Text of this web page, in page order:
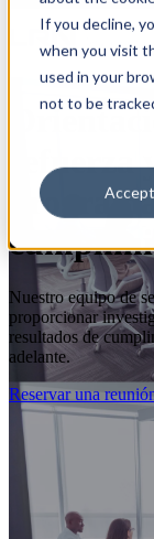
If you decline,
when you visit
used in your
not to be
Accept
Nuestro equipo de
proporcionar
resultados de
adelante.
Reservar una